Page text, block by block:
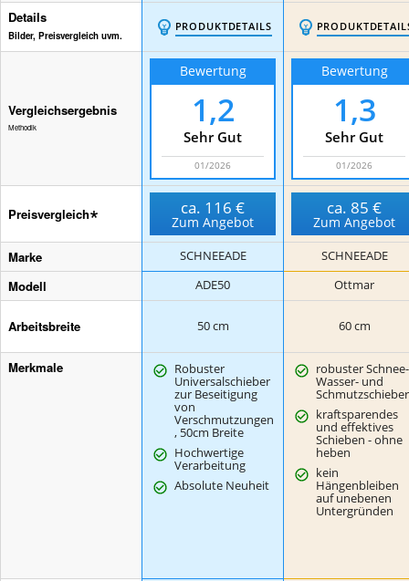
Details
Bilder, Preisvergleich uvm.
PRODUKTDETAILS
Vergleichsergebnis
Methodik
Bewertung
1,2
Sehr Gut
01/2026
Bewertung
1,3
Sehr Gut
01/2026
Preisvergleich ca. 116 €
Zum Angebot
ca. 85 €
Zum Angebot
Marke SCHNEEADE SCHNEEADE
Modell ADE50 Ottmar
Arbeitsbreite 50 cm 60 cm
Merkmale
Robuster
Universalschieber
zur Beseitigung
von
Verschmutzungen
, 50cm Breite
Hochwertige
Verarbeitung
Absolute Neuheit
robuster
Wasser- und
Schmutzschieber
kraftsparendes
und effektives
Schieben - ohne
heben
kein
Hängenbleiben
auf unebenen
Untergründen